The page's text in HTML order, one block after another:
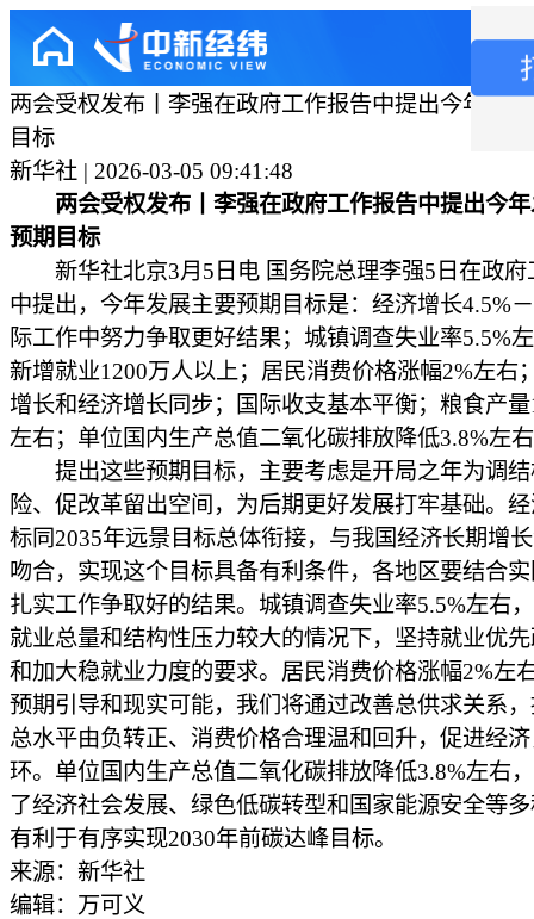
两会受权发布丨李强在政府工作报告中提出今年发
目标
新华社 | 2026-03-05 09:41:48
两会受权发布丨李强在政府工作报告中提出今
预期目标
新华社北京3月5日电 国务院总理李强5日在政府
中提出，今年发展主要预期目标是：经济增长4.5%
际工作中努力争取更好结果；城镇调查失业率5.5%
新增就业1200万人以上；居民消费价格涨幅2%左右
增长和经济增长同步；国际收支基本平衡；粮食产
左右；单位国内生产总值二氧化碳排放降低3.8%左
提出这些预期目标，主要考虑是开局之年为调结
险、促改革留出空间，为后期更好发展打牢基础。
标同2035年远景目标总体衔接，与我国经济长期增
吻合，实现这个目标具备有利条件，各地区要结合
扎实工作争取好的结果。城镇调查失业率5.5%左右
就业总量和结构性压力较大的情况下，坚持就业优
和加大稳就业力度的要求。居民消费价格涨幅2%左
预期引导和现实可能，我们将通过改善总供求关系
总水平由负转正、消费价格合理温和回升，促进经
环。单位国内生产总值二氧化碳排放降低3.8%左右
了经济社会发展、绿色低碳转型和国家能源安全等
有利于有序实现2030年前碳达峰目标。
来源：新华社
编辑：万可义